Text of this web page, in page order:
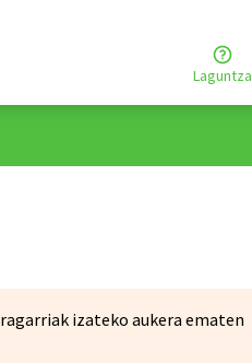
Laguntza
izateko aukera ematen